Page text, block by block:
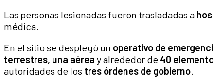
Las personas lesionadas fueron trasladadas a
médica.
En el sitio se desplegó un operativo de
terrestres, una aérea y alrededor de 40
autoridades de los tres órdenes de gobierno.